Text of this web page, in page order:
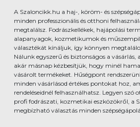
A Szaloncikk.hu a haj-, köröm- és
minden professzionális és otthoni
megtalálsz. Fodrászkellékek, hajápolási
alapanyagok, kozmetikumok és
választékát kínáljuk, így könnyen
Nálunk egyszerű és biztonságos a vásárlás,
akár másnap kézbesítjük, hogy minél
vásárolt termékeket. Hűségpont
minden vásárlásod értékes pontokat hoz,
rendeléseidnél felhasználhatsz. Legyen szó
profi fodrászati, kozmetikai eszközökről, a
megbízható választás minden